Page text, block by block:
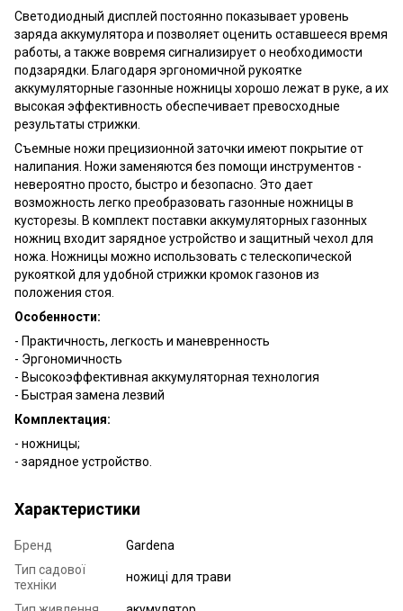
Светодиодный дисплей постоянно показывает уровень
заряда аккумулятора и позволяет оценить оставшееся время
работы, а также вовремя сигнализирует о необходимости
подзарядки. Благодаря эргономичной рукоятке
аккумуляторные газонные ножницы хорошо лежат в руке, а их
высокая эффективность обеспечивает превосходные
результаты стрижки.
Съемные ножи прецизионной заточки имеют покрытие от
налипания. Ножи заменяются без помощи инструментов -
невероятно просто, быстро и безопасно. Это дает
возможность легко преобразовать газонные ножницы в
кусторезы. В комплект поставки аккумуляторных газонных
ножниц входит зарядное устройство и защитный чехол для
ножа. Ножницы можно использовать с телескопической
рукояткой для удобной стрижки кромок газонов из
положения стоя.
Особенности:
- Практичность, легкость и маневренность
- Эргономичность
- Высокоэффективная аккумуляторная технология
- Быстрая замена лезвий
Комплектация:
- ножницы;
- зарядное устройство.
Характеристики
Бренд
Gardena
Тип садової
техніки
ножиці для трави